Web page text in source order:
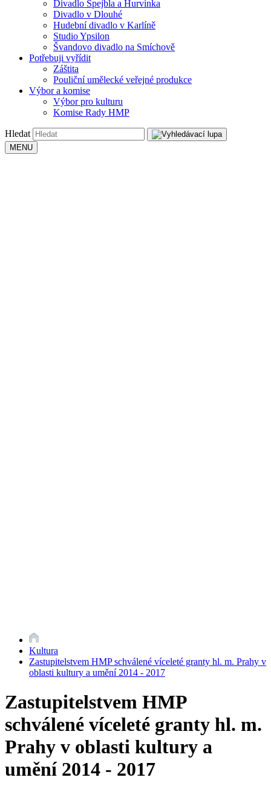
Divadlo Spejbla a Hurvínka
Divadlo v Dlouhé
Hudební divadlo v Karlíně
Studio Ypsilon
Švandovo divadlo na Smíchově
Potřebuji vyřídit
Záštita
Pouliční umělecké veřejné produkce
Výbor a komise
Výbor pro kulturu
Komise Rady HMP
Hledat
MENU
Kultura
Zastupitelstvem HMP schválené víceleté granty hl. m. Prahy v
oblasti kultury a umění 2014 - 2017
Zastupitelstvem HMP
schválené víceleté granty hl. m.
Prahy v oblasti kultury a
umění 2014 - 2017